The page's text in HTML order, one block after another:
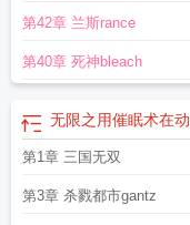
第42章 兰斯rance
第40章 死神bleach
无限之用催眠术在
第1章 三国无双
第3章 杀戮都市gantz